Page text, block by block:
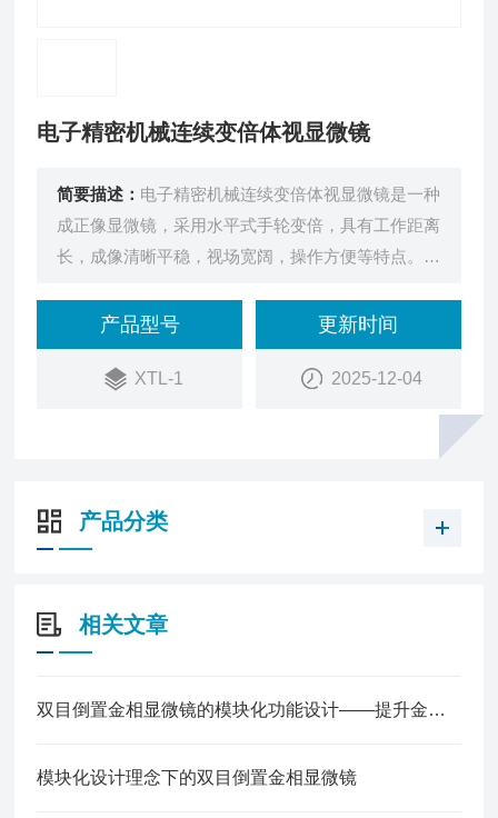
电子精密机械连续变倍体视显微镜
简要描述： 电子精密机械连续变倍体视显微镜是一种
成正像显微镜，采用水平式手轮变倍，具有工作距离
长，成像清晰平稳，视场宽阔，操作方便等特点。可
业和部门。
产品型号
XTL-1
更新时间
2025-12-04
产品分类
相关文章
双目倒置金相显微镜的模块化功能设计——提升金相组织观察的精准度
模块化设计理念下的双目倒置金相显微镜